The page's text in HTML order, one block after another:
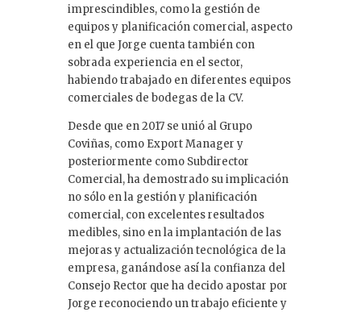
imprescindibles, como la gestión de
equipos y planificación comercial, aspecto
en el que Jorge cuenta también con
sobrada experiencia en el sector,
habiendo trabajado en diferentes equipos
comerciales de bodegas de la CV.
Desde que en 2017 se unió al Grupo
Coviñas, como Export Manager y
posteriormente como Subdirector
Comercial, ha demostrado su implicación
no sólo en la gestión y planificación
comercial, con excelentes resultados
medibles, sino en la implantación de las
mejoras y actualización tecnológica de la
empresa, ganándose así la confianza del
Consejo Rector que ha decido apostar por
Jorge reconociendo un trabajo eficiente y